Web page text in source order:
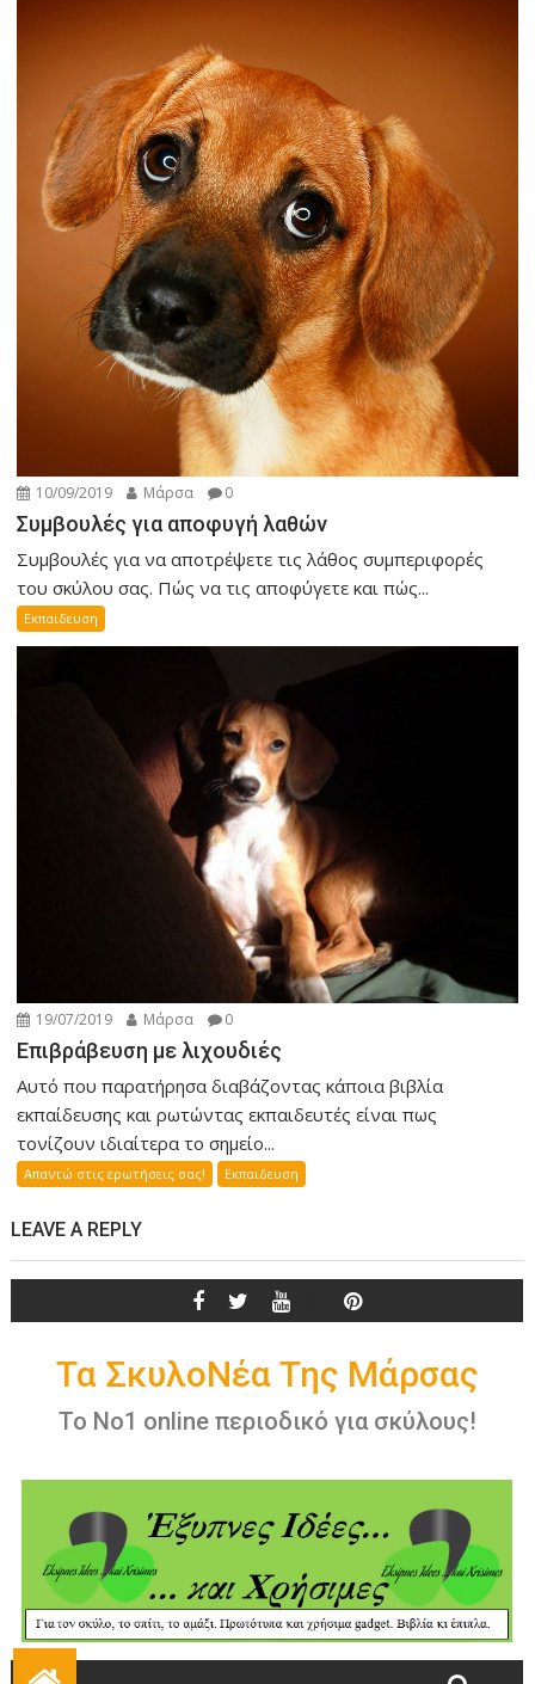
10/09/2019 Μάρσα 0
Συμβουλές για αποφυγή λαθών
Συμβουλές για να αποτρέψετε τις λάθος συμπεριφορές
του σκύλου σας. Πώς να τις αποφύγετε και πώς...
Εκπαιδευση
19/07/2019 Μάρσα 0
Επιβράβευση με λιχουδιές
Αυτό που παρατήρησα διαβάζοντας κάποια βιβλία
εκπαίδευσης και ρωτώντας εκπαιδευτές είναι πως
τονίζουν ιδιαίτερα το σημείο...
Απαντώ στις ερωτήσεις σας! Εκπαιδευση
LEAVE A REPLY